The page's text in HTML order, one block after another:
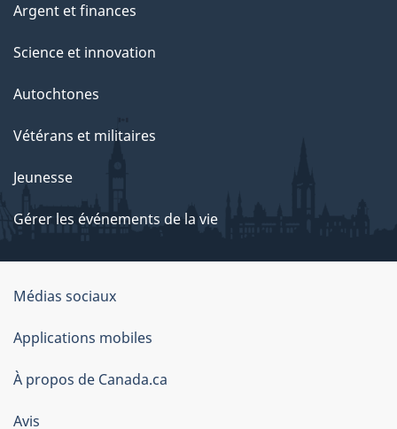
Argent et finances
Science et innovation
Autochtones
Vétérans et militaires
Jeunesse
Gérer les événements de la vie
Organisation
du
gouvernement
du
Canada
Médias sociaux
Applications mobiles
À propos de Canada.ca
Avis